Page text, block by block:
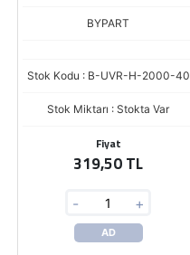
BYPART
Stok Kodu : B-UVR-H-2000-40
Stok Miktarı : Stokta Var
Fiyat
319,50 TL
- +
AD